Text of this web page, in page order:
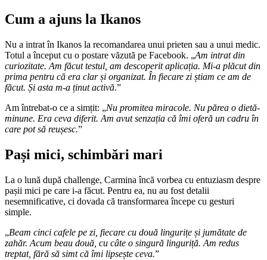
Cum a ajuns la Ikanos
Nu a intrat în Ikanos la recomandarea unui prieten sau a unui medic.
Totul a început cu o postare văzută pe Facebook. „Am intrat din
curiozitate. Am făcut testul, am descoperit aplicația. Mi-a plăcut din
prima pentru că era clar și organizat. În fiecare zi știam ce am de
făcut. Și asta m-a ținut activă.”
Am întrebat-o ce a simțit: „Nu promitea miracole. Nu părea o dietă-
minune. Era ceva diferit. Am avut senzația că îmi oferă un cadru în
care pot să reușesc.”
Pași mici, schimbări mari
La o lună după challenge, Carmina încă vorbea cu entuziasm despre
pașii mici pe care i-a făcut. Pentru ea, nu au fost detalii
nesemnificative, ci dovada că transformarea începe cu gesturi
simple.
„Beam cinci cafele pe zi, fiecare cu două lingurițe și jumătate de
zahăr. Acum beau două, cu câte o singură linguriță. Am redus
treptat, fără să simt că îmi lipsește ceva.”